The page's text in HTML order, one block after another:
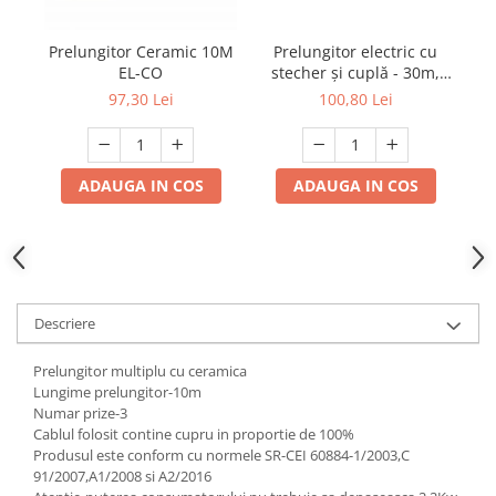
Multimetru Digital
Prelungitoare/Derulatoare
Starter/Droser
Triplu Stecher
Feronerie
Butuc yala,Broaste usa,Lacat
Tablou si sigurante electrice
Prelungitor Ceramic 10M
EL-CO
97,30 Lei
ADAUGA IN COS
Prelungitor electric cu
stecher și cuplă - 30m,
cablu 3x1,5mm²,
100,80 Lei
ADAUGA IN COS
Descriere
Prelungitor multiplu cu ceramica
Lungime prelungitor-10m
Numar prize-3
Cablul folosit contine cupru in proportie de 100%
Produsul este conform cu normele SR-CEI 60884-1/2003,C
91/2007,A1/2008 si A2/2016